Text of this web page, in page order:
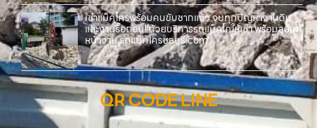
เช่าแม็คโครพร้อมคนขับชากแง้ว จบทุกปัญหางานดิน
และงานรื้อถอน! ด้วยบริการรถแม็คโคให้เช่า พร้อมลุยทุก
หน้างาน รถแม็คโครชลบุรี.com
QR CODE LINE